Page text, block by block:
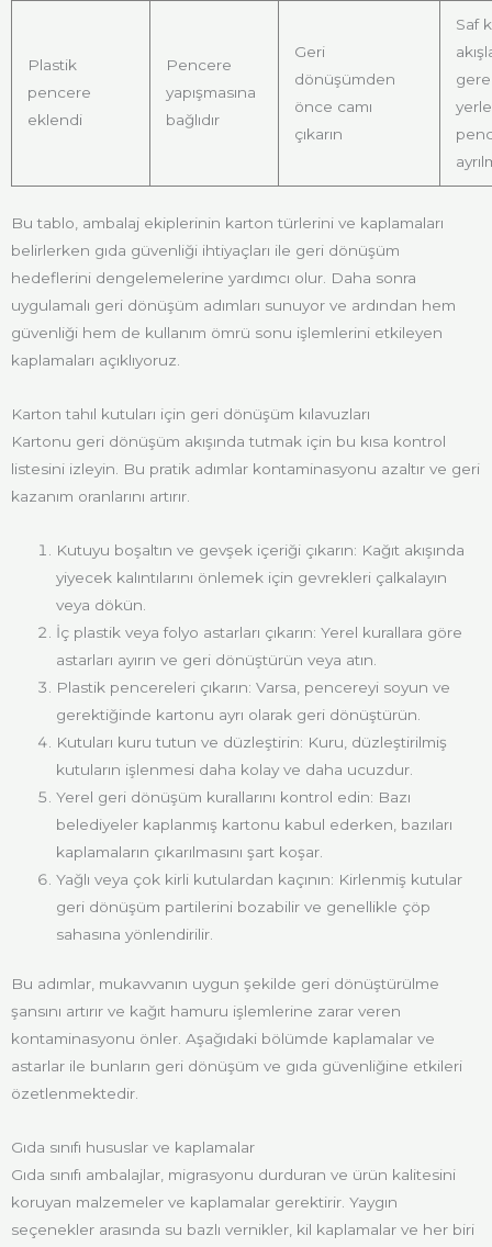
Plastik
pencere
eklendi
Pencere
yapışmasına
bağlıdır
Geri
dönüşümden
önce camı
çıkarın
Saf
Bu tablo, ambalaj ekiplerinin karton türlerini ve kaplamaları
belirlerken gıda güvenliği ihtiyaçları ile geri dönüşüm
hedeflerini dengelemelerine yardımcı olur. Daha sonra
uygulamalı geri dönüşüm adımları sunuyor ve ardından hem
güvenliği hem de kullanım ömrü sonu işlemlerini etkileyen
kaplamaları açıklıyoruz.
Karton tahıl kutuları için geri dönüşüm kılavuzları
Kartonu geri dönüşüm akışında tutmak için bu kısa kontrol
listesini izleyin. Bu pratik adımlar kontaminasyonu azaltır ve geri
kazanım oranlarını artırır.
Kutuyu boşaltın ve gevşek içeriği çıkarın: Kağıt akışında
yiyecek kalıntılarını önlemek için gevrekleri çalkalayın
veya dökün.
İç plastik veya folyo astarları çıkarın: Yerel kurallara göre
astarları ayırın ve geri dönüştürün veya atın.
Plastik pencereleri çıkarın: Varsa, pencereyi soyun ve
gerektiğinde kartonu ayrı olarak geri dönüştürün.
Kutuları kuru tutun ve düzleştirin: Kuru, düzleştirilmiş
kutuların işlenmesi daha kolay ve daha ucuzdur.
Yerel geri dönüşüm kurallarını kontrol edin: Bazı
belediyeler kaplanmış kartonu kabul ederken, bazıları
kaplamaların çıkarılmasını şart koşar.
Yağlı veya çok kirli kutulardan kaçının: Kirlenmiş kutular
geri dönüşüm partilerini bozabilir ve genellikle çöp
sahasına yönlendirilir.
Bu adımlar, mukavvanın uygun şekilde geri dönüştürülme
şansını artırır ve kağıt hamuru işlemlerine zarar veren
kontaminasyonu önler. Aşağıdaki bölümde kaplamalar ve
astarlar ile bunların geri dönüşüm ve gıda güvenliğine etkileri
özetlenmektedir.
Gıda sınıfı hususlar ve kaplamalar
Gıda sınıfı ambalajlar, migrasyonu durduran ve ürün kalitesini
koruyan malzemeler ve kaplamalar gerektirir. Yaygın
seçenekler arasında su bazlı vernikler, kil kaplamalar ve her biri